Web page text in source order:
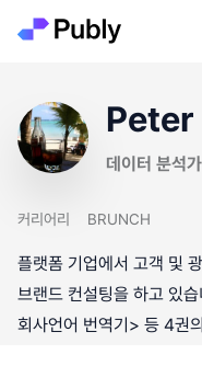
Peter
데이터 분석
커리어리 BRUNCH
플랫폼 기업에서 고객 및
브랜드 컨설팅을 하고 있
회사언어 번역기> 등 4권